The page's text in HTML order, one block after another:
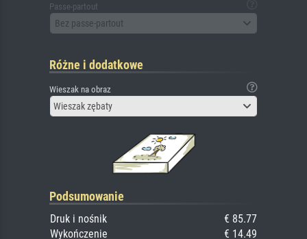
Passe-partout
Bez passe-partout
Różne i dodatkowe
Wieszak na obraz
Wieszak zębaty
Podsumowanie
Druk i nośnik
€ 85.77
Wykończenie
€ 14.49